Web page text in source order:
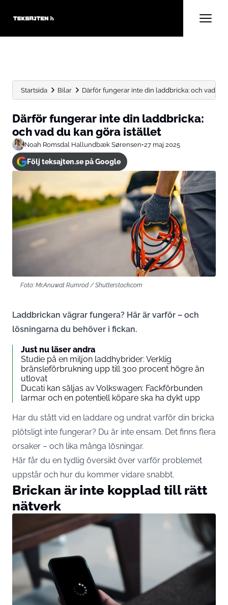
Startsida Bilar Därför fungerar inte din laddbricka: och vad du
Därför fungerar inte din laddbricka:
och vad du kan göra istället
Noah Romsdal Hallundbæk Sørensen•27 maj 2025
Följ teksajten.se på Google
Foto: Mr.Anuwat Rumrod / Shutterstock.com
Laddbrickan vägrar fungera? Här är varför – och
lösningarna du behöver i fickan.
Just nu läser andra
Studie på en miljon laddhybrider: Verklig
bränsleförbrukning upp till 300 procent högre än
utlovat
Ducati kan säljas av Volkswagen: Fackförbunden
larmar och en potentiell köpare ska ha dykt upp
Har du stått vid en laddare og undrat varför din bricka
plötsligt inte fungerar? Du är inte ensam. Det finns flera
orsaker – och lika många lösningar.
Här får du en tydlig översikt över varför problemet
uppstår och hur du kommer vidare snabbt.
Brickan är inte kopplad till rätt
nätverk